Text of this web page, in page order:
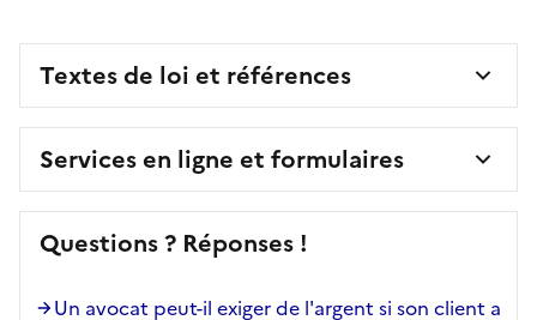
Textes de loi et références
Services en ligne et formulaires
Questions ? Réponses !
Un avocat peut-il exiger de l'argent si son client a